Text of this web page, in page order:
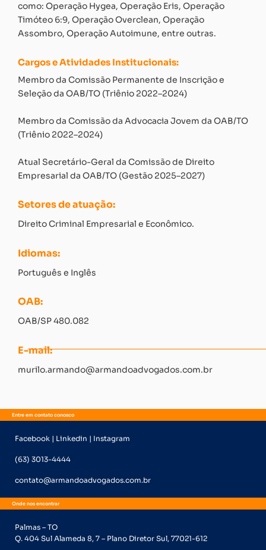
como: Operação Hygea, Operação Eris, Operação
Timóteo 6:9, Operação Overclean, Operação
Assombro, Operação Autoimune, entre outras.
Cargos e Atividades Institucionais:
Membro da Comissão Permanente de Inscrição e
Seleção da OAB/TO (Triênio 2022–2024)
Membro da Comissão da Advocacia Jovem da OAB/TO
(Triênio 2022–2024)
Atual Secretário-Geral da Comissão de Direito
Empresarial da OAB/TO (Gestão 2025–2027)
Setores de atuação:
Direito Criminal Empresarial e Econômico.
Idiomas:
Português e Inglês
OAB:
OAB/SP 480.082
E-mail:
murilo.armando@armandoadvogados.com.br
Entre em contato conosco
Facebook | Linkedin | Instagram
(63) 3013-4444
contato@armandoadvogados.com.br
Onde nos encontrar
Palmas – TO
Q. 404 Sul Alameda 8, 7 – Plano Diretor Sul, 77021-612